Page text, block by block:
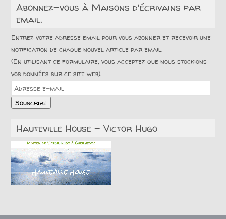
Abonnez-vous à Maisons d'écrivains par
email.
Entrez votre adresse email pour vous abonner et recevoir une
notification de chaque nouvel article par email.
(En utilisant ce formulaire, vous acceptez que nous stockions
vos données sur ce site web).
Adresse
e-
mail
Souscrire
Hauteville House – Victor Hugo